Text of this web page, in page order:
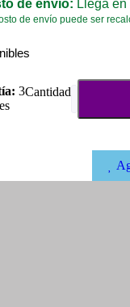
de envío: Llega
de envío puede ser
3